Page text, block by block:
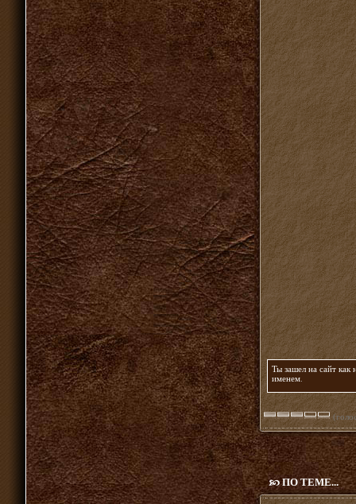
Ты зашел на сайт как
именем
ПО ТЕМЕ...